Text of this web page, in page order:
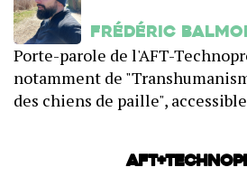
Frédéric
Porte-parole de l'AFT-
notamment de
des chiens de paille",